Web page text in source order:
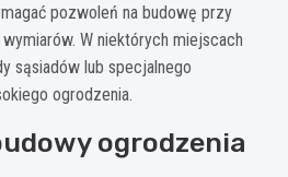
pozwoleń na budowę przy
W niektórych miejscach
sąsiadów lub specjalnego
ogrodzenia.
ogrodzenia